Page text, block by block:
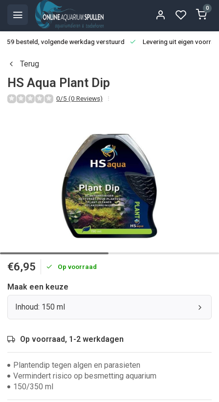
0
besteld, volgende werkdag verstuurd Levering uit eigen
Terug
HS Aqua Plant Dip
0/5 (0 Reviews)
€6,95 Op voorraad
Maak een keuze
Inhoud: 150 ml
Op voorraad, 1-2 werkdagen
Plantendip tegen algen en parasieten
Vermindert risico op besmetting aquarium
150/350 ml